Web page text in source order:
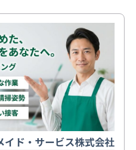
イド・サービス株式会社